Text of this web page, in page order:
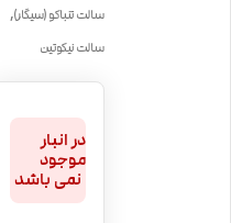
سالت تنباکو (سیگار),
سالت نیکوتین
در انبار
موجود
نمی باشد